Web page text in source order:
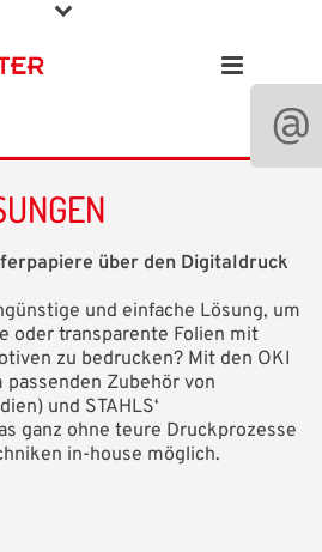
über den Digitaldruck
und einfache Lösung, um
oder transparente Folien mit
zu bedrucken? Mit den OKI
Zubehör von
und STAHLS‘
ganz ohne teure Druckprozesse
in-house möglich.